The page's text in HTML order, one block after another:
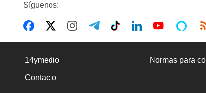
Síguenos:
14ymedio Normas para
Contacto